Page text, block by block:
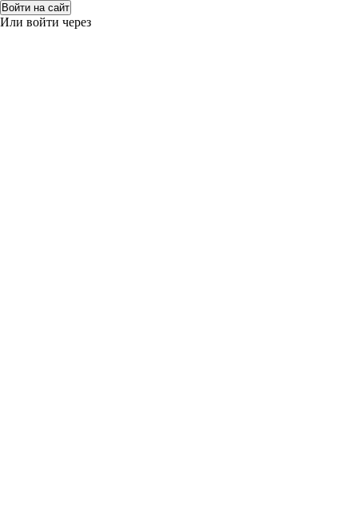
Войти на сайт
Или войти через